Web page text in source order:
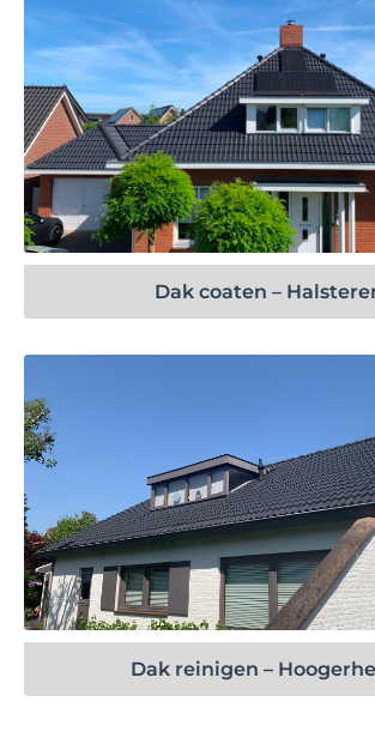
Bekijk project
Dak coaten –
Bekijk project
Dak reinigen –